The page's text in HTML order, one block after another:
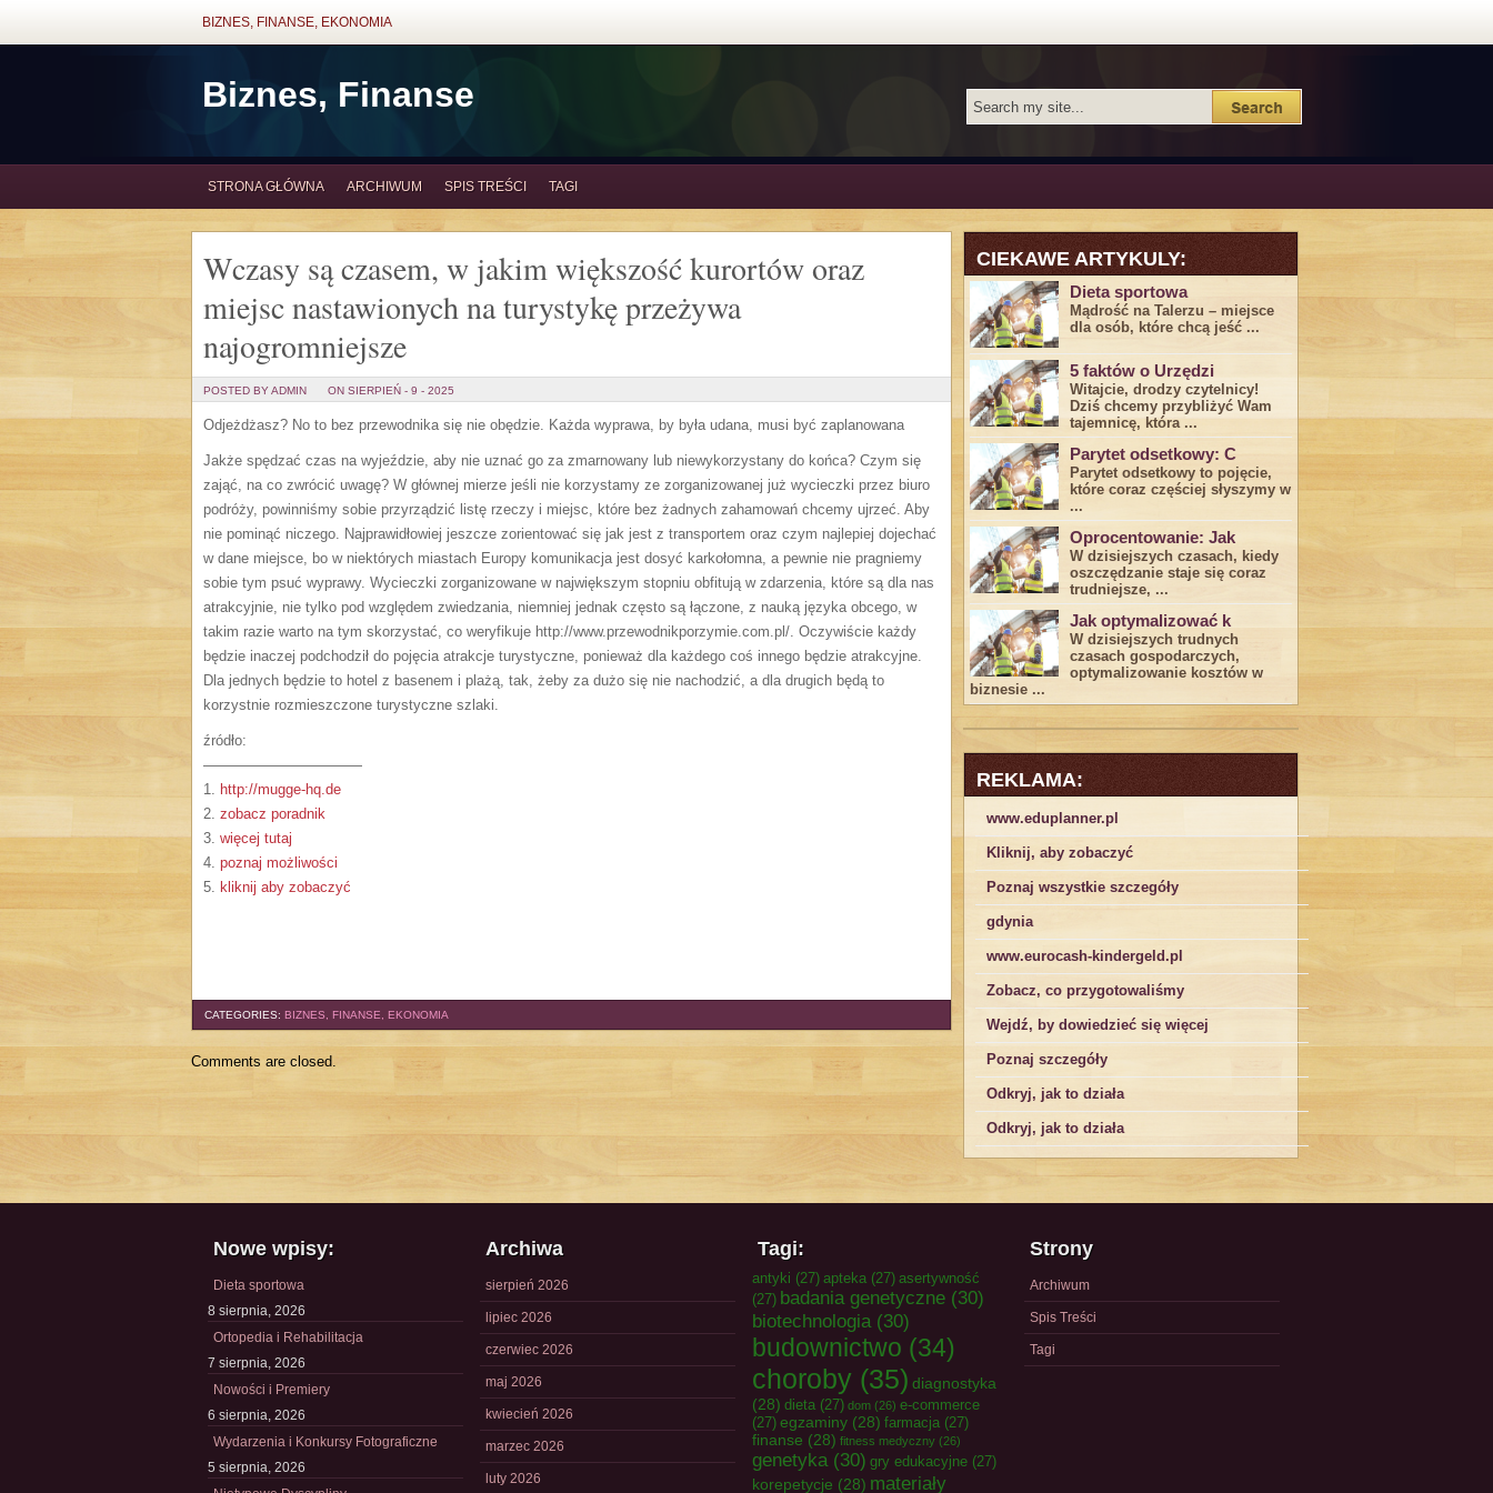
BIZNES, FINANSE, EKONOMIA
Biznes, Finanse
STRONA GŁÓWNA ARCHIWUM SPIS TREŚCI TAGI
Wczasy są czasem, w jakim większość kurortów oraz
miejsc nastawionych na turystykę przeżywa
najogromniejsze
POSTED BY ADMIN ON SIERPIEŃ - 9 - 2025
Odjeżdżasz? No to bez przewodnika się nie obędzie. Każda wyprawa, by była udana, musi być zaplanowana
Jakże spędzać czas na wyjeździe, aby nie uznać go za zmarnowany lub niewykorzystany do końca? Czym się
zająć, na co zwrócić uwagę? W głównej mierze jeśli nie korzystamy ze zorganizowanej już wycieczki przez biuro
podróży, powinniśmy sobie przyrządzić listę rzeczy i miejsc, które bez żadnych zahamowań chcemy ujrzeć. Aby
nie pominąć niczego. Najprawidłowiej jeszcze zorientować się jak jest z transportem oraz czym najlepiej dojechać
w dane miejsce, bo w niektórych miastach Europy komunikacja jest dosyć karkołomna, a pewnie nie pragniemy
sobie tym psuć wyprawy. Wycieczki zorganizowane w największym stopniu obfitują w zdarzenia, które są dla nas
atrakcyjnie, nie tylko pod względem zwiedzania, niemniej jednak często są łączone, z nauką języka obcego, w
takim razie warto na tym skorzystać, co weryfikuje http://www.przewodnikporzymie.com.pl/. Oczywiście każdy
będzie inaczej podchodził do pojęcia atrakcje turystyczne, ponieważ dla każdego coś innego będzie atrakcyjne.
Dla jednych będzie to hotel z basenem i plażą, tak, żeby za dużo się nie nachodzić, a dla drugich będą to
korzystnie rozmieszczone turystyczne szlaki.
źródło:
———————————
1. http://mugge-hq.de
2. zobacz poradnik
3. więcej tutaj
4. poznaj możliwości
5. kliknij aby zobaczyć
CATEGORIES: BIZNES, FINANSE, EKONOMIA
Comments are closed.
CIEKAWE ARTYKULY:
Dieta sportowa
Mądrość na Talerzu – miejsce
dla osób, które chcą jeść ...
5 faktów o Urzędzi
Witajcie, drodzy czytelnicy!
Dziś chcemy przybliżyć ⁣Wam ​
tajemnicę,⁤ która ...
Parytet odsetkowy: C
Parytet odsetkowy to pojęcie,
które coraz częściej słyszymy w
...
Oprocentowanie: Jak
W dzisiejszych czasach, kiedy
‍oszczędzanie​ staje się coraz
trudniejsze,⁣ ...
Jak optymalizować k
W dzisiejszych trudnych⁤
czasach gospodarczych,
optymalizowanie ‌kosztów w
biznesie ...
REKLAMA:
www.eduplanner.pl
Kliknij, aby zobaczyć
Poznaj wszystkie szczegóły
gdynia
www.eurocash-kindergeld.pl
Zobacz, co przygotowaliśmy
Wejdź, by dowiedzieć się więcej
Poznaj szczegóły
Odkryj, jak to działa
Odkryj, jak to działa
Nowe wpisy:
Dieta sportowa
8 sierpnia, 2026
Ortopedia i Rehabilitacja
7 sierpnia, 2026
Nowości i Premiery
6 sierpnia, 2026
Wydarzenia i Konkursy Fotograficzne
5 sierpnia, 2026
Archiwa
sierpień 2026
lipiec 2026
czerwiec 2026
maj 2026
kwiecień 2026
marzec 2026
luty 2026
Tagi:
antyki (27) apteka (27) asertywność
(27) badania genetyczne (30)
biotechnologia(30)
budownictwo (34)
choroby (35) diagnostyka
(28) dieta (27) dom (26) e-commerce
(27) egzaminy (28) farmacja (27)
finanse (28) fitness medyczny (26)
genetyka(30) gry edukacyjne (27)
korepetycje (28) materiały
Strony
Archiwum
Spis Treści
Tagi